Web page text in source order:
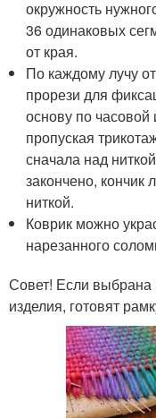
окружность
36 одинаковых
от края.
По каждому лучу
прорези для
основу по часовой
пропуская
сначала над
закончено, кончик
ниткой.
Коврик можно
нарезанного
Совет! Если
изделия, готовят